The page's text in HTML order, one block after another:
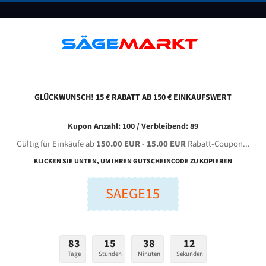
FAQ GUTSCHEINE BLOG KONTAKT
Tools Dewas 300 DCSA für 4100 mm Bi-Metall
Breite (mm):
GLÜCKWUNSCH! 15 € RABATT AB 150 € EINKAUFSWERT
Kupon Anzahl: 100 / Verbleibend: 89
Gültig für Einkäufe ab150.00 EUR- 15.00 EURRabatt-Coupon...
KLICKEN SIE UNTEN, UM IHREN GUTSCHEINCODE ZU KOPIEREN
SAEGE15
83
Tage
15
Stunden
38
Minuten
11
Sekunden